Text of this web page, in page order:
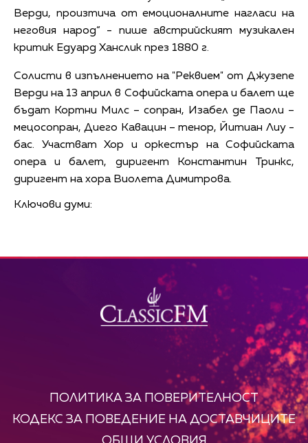
Верди, произтича от емоционалните нагласи на
неговия народ“ - пише австрийският музикален
критик Едуард Ханслик през 1880 г.
Солисти в изпълнението на "Реквием" от Джузепе
Верди на 13 април в Софийската опера и балет ще
бъдат Кортни Милс – сопран, Изабел де Паоли –
мецосопран, Диего Кавацин – тенор, Йитиан Лиу -
бас. Участват Хор и оркестър на Софийската
опера и балет, диригент Константин Тринкс,
диригент на хора Виолета Димитрова.
Ключови думи:
ПОЛИТИКА ЗА ПОВЕРИТЕЛНОСТ
КОДЕКС ЗА ПОВЕДЕНИЕ НА ДОСТАВЧИЦИТЕ